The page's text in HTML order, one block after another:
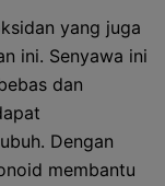
yang juga
ini. Senyawa ini
dan
Dengan
membantu